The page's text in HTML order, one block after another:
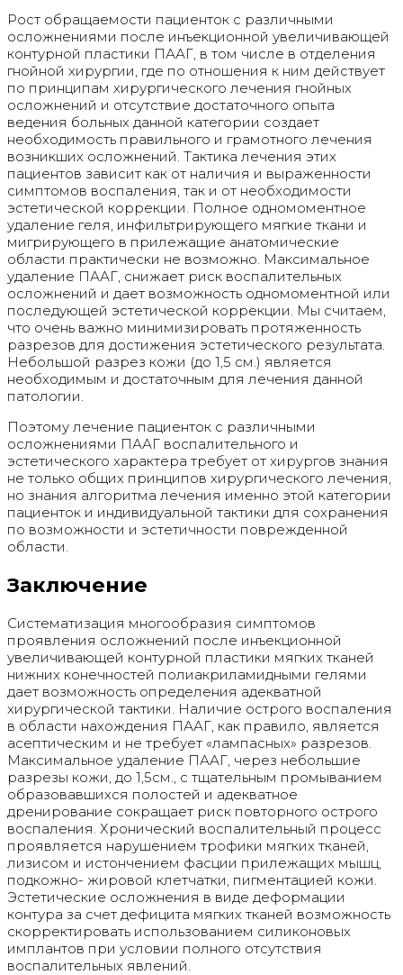
Рост обращаемости пациенток с различными
осложнениями после инъекционной увеличивающей
контурной пластики ПААГ, в том числе в отделения
гнойной хирургии, где по отношения к ним действует
по принципам хирургического лечения гнойных
осложнений и отсутствие достаточного опыта
ведения больных данной категории создает
необходимость правильного и грамотного лечения
возникших осложнений. Тактика лечения этих
пациентов зависит как от наличия и выраженности
симптомов воспаления, так и от необходимости
эстетической коррекции. Полное одномоментное
удаление геля, инфильтрирующего мягкие ткани и
мигрирующего в прилежащие анатомические
области практически не возможно. Максимальное
удаление ПААГ, снижает риск воспалительных
осложнений и дает возможность одномоментной или
последующей эстетической коррекции. Мы считаем,
что очень важно минимизировать протяженность
разрезов для достижения эстетического результата.
Небольшой разрез кожи (до 1,5 см.) является
необходимым и достаточным для лечения данной
патологии.
Поэтому лечение пациенток с различными
осложнениями ПААГ воспалительного и
эстетического характера требует от хирургов знания
не только общих принципов хирургического лечения,
но знания алгоритма лечения именно этой категории
пациенток и индивидуальной тактики для сохранения
по возможности и эстетичности поврежденной
области.
Заключение
Систематизация многообразия симптомов
проявления осложнений после инъекционной
увеличивающей контурной пластики мягких тканей
нижних конечностей полиакриламидными гелями
дает возможность определения адекватной
хирургической тактики. Наличие острого воспаления
в области нахождения ПААГ, как правило, является
асептическим и не требует «лампасных» разрезов.
Максимальное удаление ПААГ, через небольшие
разрезы кожи, до 1,5см., с тщательным промыванием
образовавшихся полостей и адекватное
дренирование сокращает риск повторного острого
воспаления. Хронический воспалительный процесс
проявляется нарушением трофики мягких тканей,
лизисом и истончением фасции прилежащих мышц,
подкожно- жировой клетчатки, пигментацией кожи.
Эстетические осложнения в виде деформации
контура за счет дефицита мягких тканей возможность
скорректировать использованием силиконовых
имплантов при условии полного отсутствия
воспалительных явлений.